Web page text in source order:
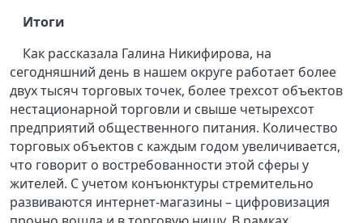
Итоги
Как рассказала Галина Никифирова, на
сегодняшний день в нашем округе работает более
двух тысяч торговых точек, более трехсот объектов
нестационарной торговли и свыше четырехсот
предприятий общественного питания. Количество
торговых объектов с каждым годом увеличивается,
что говорит о востребованности этой сферы у
жителей. С учетом конъюнктуры стремительно
развиваются интернет-магазины – цифровизация